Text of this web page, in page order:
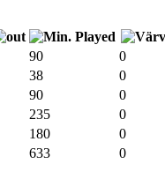
90 0
38 0
90 0
235 0
180 0
633 0